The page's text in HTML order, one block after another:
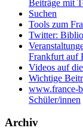
Beiträge mit
Suchen
Tools zum
Twitter:
Frankfurt auf
Videos auf
Wichtige
www.france-
Schüler/innen
Archiv